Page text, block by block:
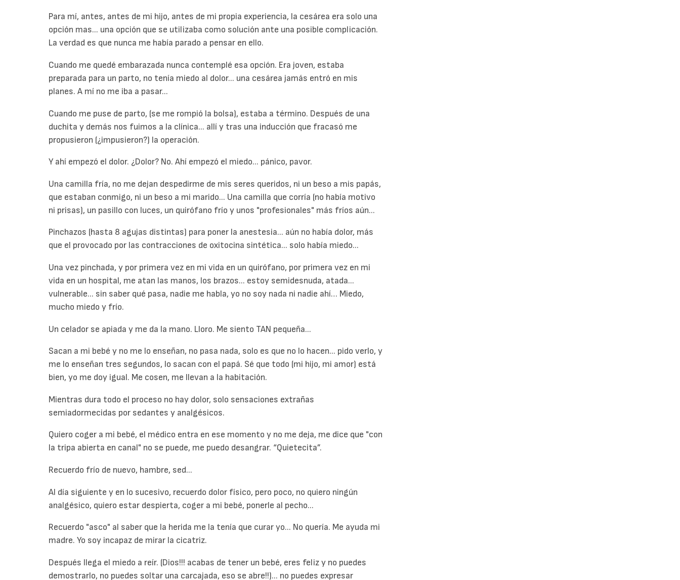
Para mí, antes, antes de mi hijo, antes de mi propia experiencia, la cesárea era solo una
opción mas... una opción que se utilizaba como solución ante una posible complicación.
La verdad es que nunca me había parado a pensar en ello.
Cuando me quedé embarazada nunca contemplé esa opción. Era joven, estaba
preparada para un parto, no tenía miedo al dolor... una cesárea jamás entró en mis
planes. A mí no me iba a pasar...
Cuando me puse de parto, (se me rompió la bolsa), estaba a término. Después de una
duchita y demás nos fuimos a la clínica... allí y tras una inducción que fracasó me
propusieron (¿impusieron?) la operación.
Y ahí empezó el dolor. ¿Dolor? No. Ahí empezó el miedo... pánico, pavor.
Una camilla fría, no me dejan despedirme de mis seres queridos, ni un beso a mis papás,
que estaban conmigo, ni un beso a mi marido... Una camilla que corría (no había motivo
ni prisas), un pasillo con luces, un quirófano frío y unos "profesionales" más fríos aún...
Pinchazos (hasta 8 agujas distintas) para poner la anestesia... aún no había dolor, más
que el provocado por las contracciones de oxitocina sintética... solo había miedo...
Una vez pinchada, y por primera vez en mi vida en un quirófano, por primera vez en mi
vida en un hospital, me atan las manos, los brazos... estoy semidesnuda, atada...
vulnerable... sin saber qué pasa, nadie me habla, yo no soy nada ni nadie ahí… Miedo,
mucho miedo y frío.
Un celador se apiada y me da la mano. Lloro. Me siento TAN pequeña...
Sacan a mi bebé y no me lo enseñan, no pasa nada, solo es que no lo hacen... pido verlo, y
me lo enseñan tres segundos, lo sacan con el papá. Sé que todo (mi hijo, mi amor) está
bien, yo me doy igual. Me cosen, me llevan a la habitación.
Mientras dura todo el proceso no hay dolor, solo sensaciones extrañas
semiadormecidas por sedantes y analgésicos.
Quiero coger a mi bebé, el médico entra en ese momento y no me deja, me dice que "con
la tripa abierta en canal" no se puede, me puedo desangrar. “Quietecita”.
Recuerdo frío de nuevo, hambre, sed...
Al día siguiente y en lo sucesivo, recuerdo dolor físico, pero poco, no quiero ningún
analgésico, quiero estar despierta, coger a mi bebé, ponerle al pecho...
Recuerdo "asco" al saber que la herida me la tenía que curar yo... No quería. Me ayuda mi
madre. Yo soy incapaz de mirar la cicatriz.
Después llega el miedo a reír. (Dios!!! acabas de tener un bebé, eres feliz y no puedes
demostrarlo, no puedes soltar una carcajada, eso se abre!!)... no puedes expresar